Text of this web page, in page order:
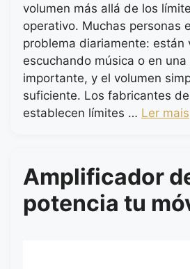
volumen más allá de los
operativo. Muchas personas
problema diariamente: están
escuchando música o en
importante, y el volumen
suficiente. Los fabricantes
establecen límites … Ler mais
Amplificador
potencia tu